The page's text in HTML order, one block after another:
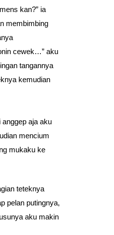
kan?” ia
membimbing
cewek…” aku
tangannya
kemudian
anggep aja aku
mencium
mukaku ke
teteknya
pelan putingnya,
aku makin